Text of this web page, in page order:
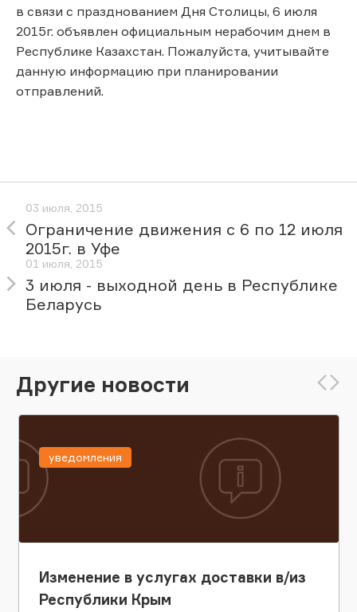
в связи с празднованием Дня Столицы, 6 июля
2015г. объявлен официальным нерабочим днем в
Республике Казахстан. Пожалуйста, учитывайте
данную информацию при планировании
отправлений.
03 июля, 2015
Ограничение движения с 6 по 12 июля
2015г. в Уфе
01 июля, 2015
3 июля - выходной день в Республике
Беларусь
Другие новости
Изменение в услугах доставки в/из
Республики Крым
уведомления